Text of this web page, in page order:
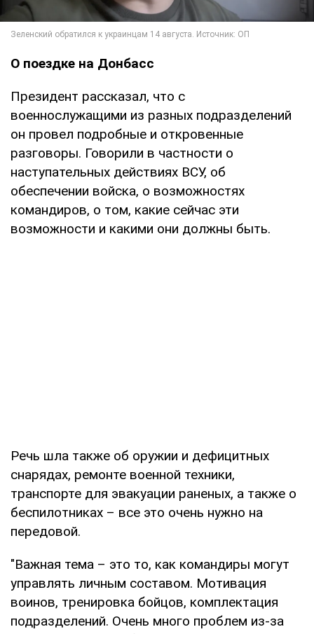
О поездке на Донбасс
Президент рассказал, что с
военнослужащими из разных подразделений
он провел подробные и откровенные
разговоры. Говорили в частности о
наступательных действиях ВСУ, об
обеспечении войска, о возможностях
командиров, о том, какие сейчас эти
возможности и какими они должны быть.
Речь шла также об оружии и дефицитных
снарядах, ремонте военной техники,
транспорте для эвакуации раненых, а также о
беспилотниках – все это очень нужно на
передовой.
"Важная тема – это то, как командиры могут
управлять личным составом. Мотивация
воинов, тренировка бойцов, комплектация
подразделений. Очень много проблем из-за